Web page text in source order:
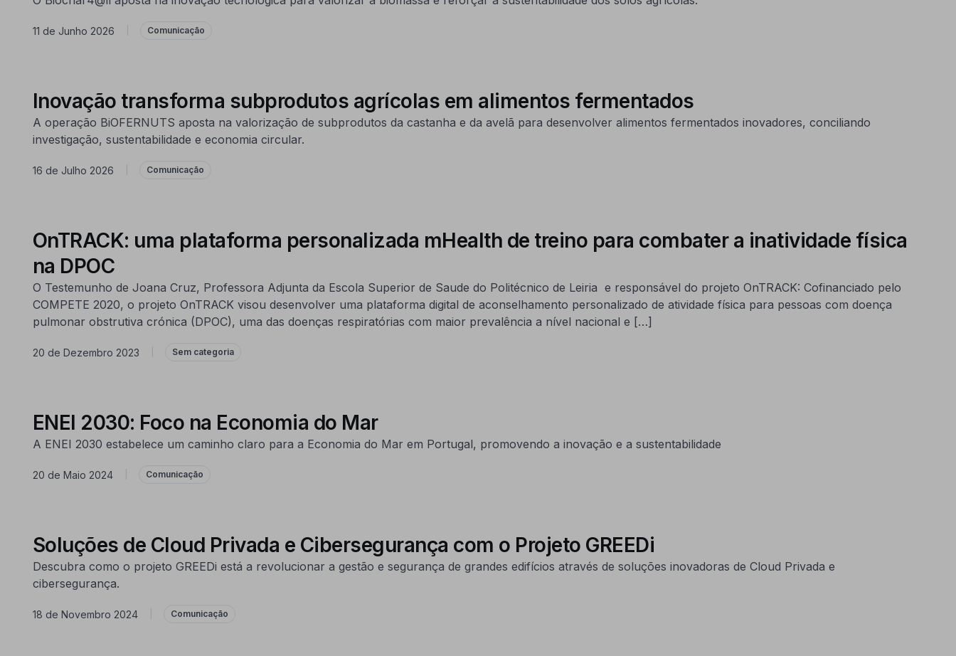
11 de Junho 2026 Comunicação
Inovação transforma subprodutos agrícolas em alimentos fermentados
A operação BiOFERNUTS aposta na valorização de subprodutos da castanha e da avelã para desenvolver alimentos fermentados inovadores, conciliando
investigação, sustentabilidade e economia circular.
16 de Julho 2026 Comunicação
OnTRACK: uma plataforma personalizada mHealth de treino para combater a inatividade física
na DPOC
O Testemunho de Joana Cruz, Professora Adjunta da Escola Superior de Saude do Politécnico de Leiria e responsável do projeto OnTRACK: Cofinanciado pelo
COMPETE 2020, o projeto OnTRACK visou desenvolver uma plataforma digital de aconselhamento personalizado de atividade física para pessoas com doença
pulmonar obstrutiva crónica (DPOC), uma das doenças respiratórias com maior prevalência a nível nacional e […]
20 de Dezembro 2023 Sem categoria
ENEI 2030: Foco na Economia do Mar
A ENEI 2030 estabelece um caminho claro para a Economia do Mar em Portugal, promovendo a inovação e a sustentabilidade
20 de Maio 2024 Comunicação
Soluções de Cloud Privada e Cibersegurança com o Projeto GREEDi
Descubra como o projeto GREEDi está a revolucionar a gestão e segurança de grandes edifícios através de soluções inovadoras de Cloud Privada e
cibersegurança.
18 de Novembro 2024 Comunicação